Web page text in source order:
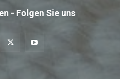
- Folgen Sie uns